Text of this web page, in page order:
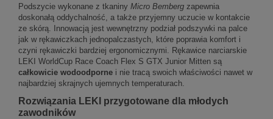
Podszycie wykonane z tkaniny Micro Bemberg zapewnia
doskonałą oddychalność, a także przyjemny uczucie w kontakcie
ze skórą. Innowacją jest wewnętrzny podział podszywki na palce
jak w rękawiczkach jednopalczastych, które poprawia komfort i
czyni rękawiczki bardziej ergonomicznymi. Rękawice narciarskie
LEKI WorldCup Race Coach Flex S GTX Junior Mitten są
całkowicie wodoodporne i nie tracą swoich właściwości nawet w
najbardziej skrajnych ujemnych temperaturach.
Rozwiązania LEKI przygotowane dla młodych
zawodników